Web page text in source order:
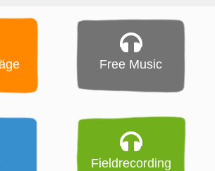
Free Music
Fieldrecording